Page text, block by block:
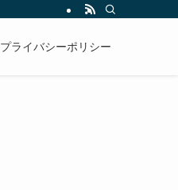
プライバシーポリシー